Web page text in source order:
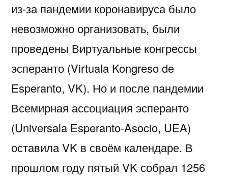
из-за пандемии коронавируса было
невозможно организовать, были
проведены Виртуальные конгрессы
эсперанто (Virtuala Kongreso de
Esperanto, VK). Но и после пандемии
Всемирная ассоциация эсперанто
(Universala Esperanto-Asocio, UEA)
оставила VK в своём календаре. В
прошлом году пятый VK собрал 1256